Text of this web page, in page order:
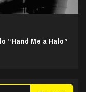
“Hand Me a Halo”